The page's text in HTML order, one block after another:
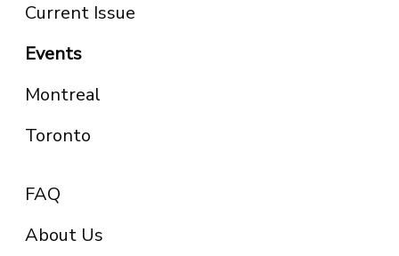
Current Issue
Events
Montreal
Toronto
FAQ
About Us